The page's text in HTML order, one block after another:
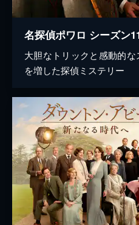
名探偵ポワロ シーズン
大胆なトリックと感動的
を増した探偵ミステリー